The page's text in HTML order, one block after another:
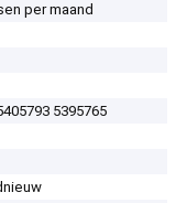
per maand
5395765